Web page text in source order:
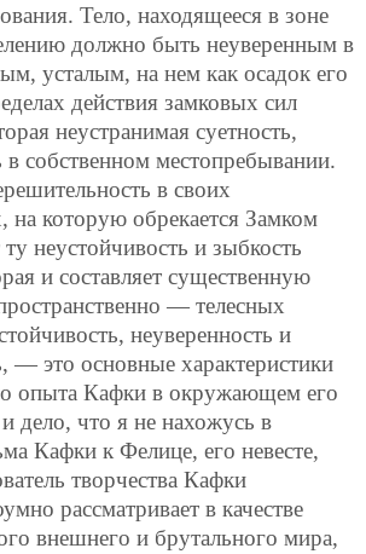
Тело, находящееся в зоне
должно быть неуверенным в
усталым, на нем как осадок его
действия замковых сил
неустранимая суетность,
в собственном местопребывании.
в своих
на которую обрекается Замком
неустойчивость и зыбкость
и составляет существенную
— телесных
неуверенность и
— это основные характеристики
опыта Кафки в окружающем его
дело, что я не нахожусь в
Кафки к Фелице, его невесте,
творчества Кафки
рассматривает в качестве
внешнего и брутального мира,